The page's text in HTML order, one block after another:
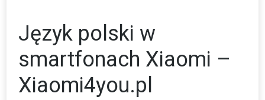
Język polski w
smartfonach Xiaomi –
Xiaomi4you.pl